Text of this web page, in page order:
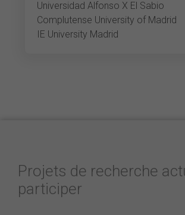
Universidad Alfonso X El Sabio
Complutense University of Madrid
IE University Madrid
Projets de recherche
participer